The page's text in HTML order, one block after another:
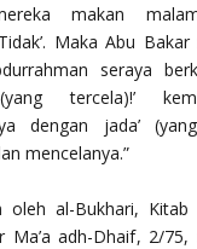
makan
Maka Abu
seraya
tercela)!’
dengan jada’
mencelanya.”
oleh al-Bukhari, Kitab
Ma’a adh-Dhaif, 2/75,